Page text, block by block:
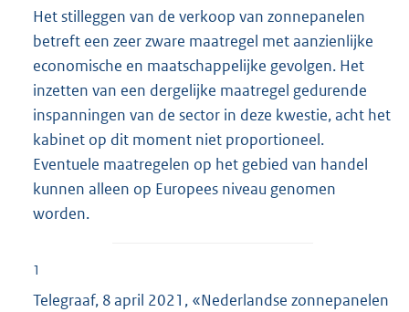
Het stilleggen van de verkoop van zonnepanelen
betreft een zeer zware maatregel met aanzienlijke
economische en maatschappelijke gevolgen. Het
inzetten van een dergelijke maatregel gedurende
inspanningen van de sector in deze kwestie, acht het
kabinet op dit moment niet proportioneel.
Eventuele maatregelen op het gebied van handel
kunnen alleen op Europees niveau genomen
worden.
1
Telegraaf, 8 april 2021, «Nederlandse zonnepanelen